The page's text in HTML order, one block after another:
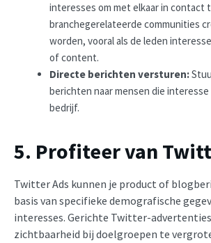
interesses om met elkaar in contact
branchegerelateerde communities
worden, vooral als de leden
of content.
Directe berichten versturen:
berichten naar mensen die
bedrijf.
5. Profiteer van
Twitter Ads kunnen je product of
basis van specifieke demografische
interesses. Gerichte Twitter-
zichtbaarheid bij doelgroepen te